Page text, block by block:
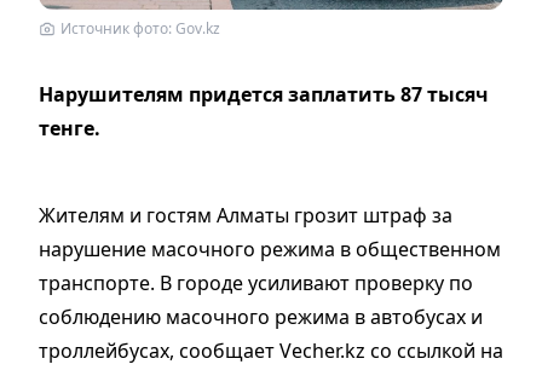
Источник фото: Gov.kz
Нарушителям придется заплатить 87 тысяч
тенге.
Жителям и гостям Алматы грозит штраф за
нарушение масочного режима в общественном
транспорте. В городе усиливают проверку по
соблюдению масочного режима в автобусах и
троллейбусах, сообщает Vecher.kz со ссылкой на